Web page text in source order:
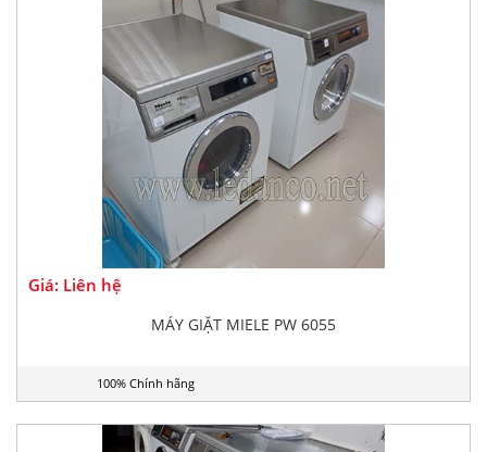
Giá: Liên hệ
MÁY GIẶT MIELE PW 6055
100% Chính hãng